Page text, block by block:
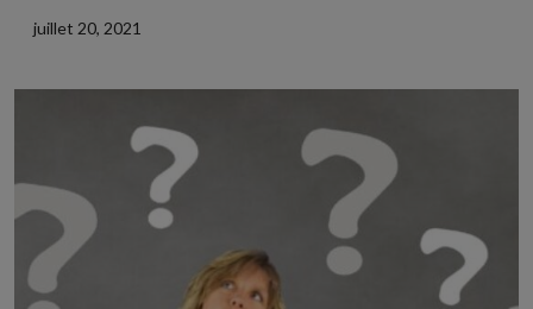
juillet 20, 2021